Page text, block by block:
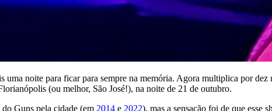
uma noite para ficar para sempre na memória. Agora multiplica por
(ou melhor, São José!), na noite de 21 de outubro.
do Guns pela cidade (em 2014 e 2022), mas a sensação foi de que esse